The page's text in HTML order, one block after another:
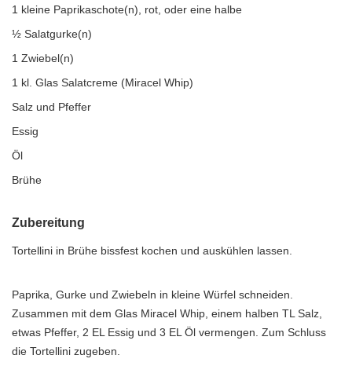
1 kleine Paprikaschote(n), rot, oder eine halbe
½ Salatgurke(n)
1 Zwiebel(n)
1 kl. Glas Salatcreme (Miracel Whip)
Salz und Pfeffer
Essig
Öl
Brühe
Zubereitung
Tortellini in Brühe bissfest kochen und auskühlen lassen.
Paprika, Gurke und Zwiebeln in kleine Würfel schneiden.
Zusammen mit dem Glas Miracel Whip, einem halben TL Salz,
etwas Pfeffer, 2 EL Essig und 3 EL Öl vermengen. Zum Schluss
die Tortellini zugeben.